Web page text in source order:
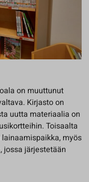
on muuttunut
Kirjasto on
uutta materiaalia on
Toisaalta
myös
jossa järjestetään